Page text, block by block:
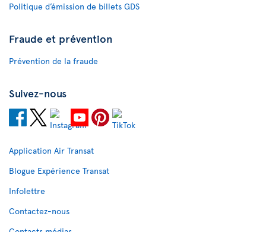
Politique d’émission de billets GDS
Fraude et prévention
Prévention de la fraude
Suivez-nous
Application Air Transat
Blogue Expérience Transat
Infolettre
Contactez-nous